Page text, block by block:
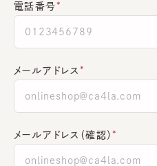
電話番号
メールアドレス
メールアドレス（確認）